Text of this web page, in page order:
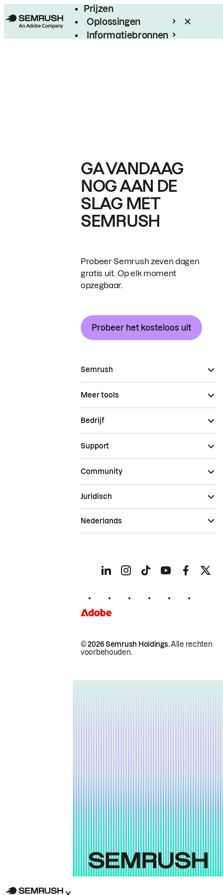
Prijzen
Oplossingen
Informatiebronnen
GA VANDAAG
NOG AAN DE
SLAG MET
SEMRUSH
Probeer Semrush zeven dagen
gratis uit. Op elk moment
opzegbaar.
Probeer het kosteloos uit
Semrush
Meer tools
Bedrijf
Support
Community
© 2026 Semrush Holdings.Alle rechten
voorbehouden.
Juridisch
Nederlands